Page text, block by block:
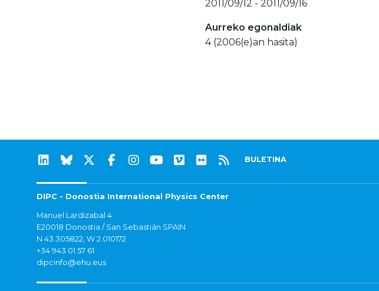
2011/09/12 - 2011/09/16
Aurreko egonaldiak
4 (2006(e)an hasita)
BULETINA
DIPC - Donostia International Physics Center
Manuel Lardizabal 4
E20018 Donostia / San Sebastián SPAIN
N 43.305822, W 2.010172
+34 943 01 57 61
dipcinfo@ehu.eus